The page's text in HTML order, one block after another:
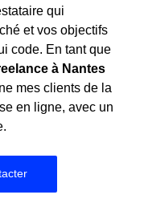
qui
et vos objectifs
code. En tant que
à Nantes
mes clients de la
en ligne, avec un